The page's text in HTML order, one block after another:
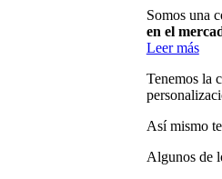
Somos una
en el
Leer más
Tenemos la
Así mismo
Algunos de